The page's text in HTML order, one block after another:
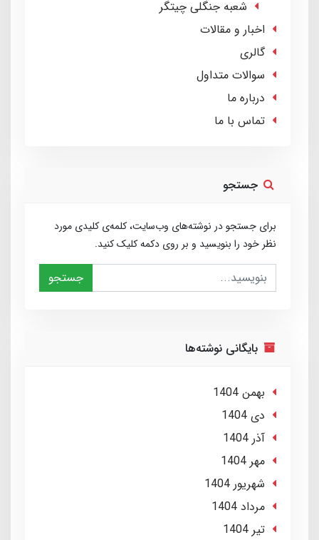
شعبه جنگلی چیتگر
اخبار و مقالات
گالری
سوالات متداول
درباره ما
تماس با ما
جستجو
برای جستجو در نوشته‌های وب‌سایت، کلمه‌ی کلیدی مورد
نظر خود را بنویسید و بر روی دکمه کلیک کنید.
جستجو
بایگانی نوشته‌ها
بهمن 1404
دی 1404
آذر 1404
مهر 1404
شهریور 1404
مرداد 1404
تير 1404